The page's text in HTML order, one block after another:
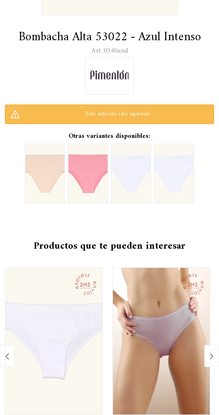
Bombacha Alta 53022 - Azul Intenso
0540azul
Este artículo está agotado.
Otras variantes disponibles:
Productos que te pueden interesar
 